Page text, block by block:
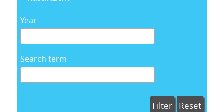
Year
Search term
Filter Reset